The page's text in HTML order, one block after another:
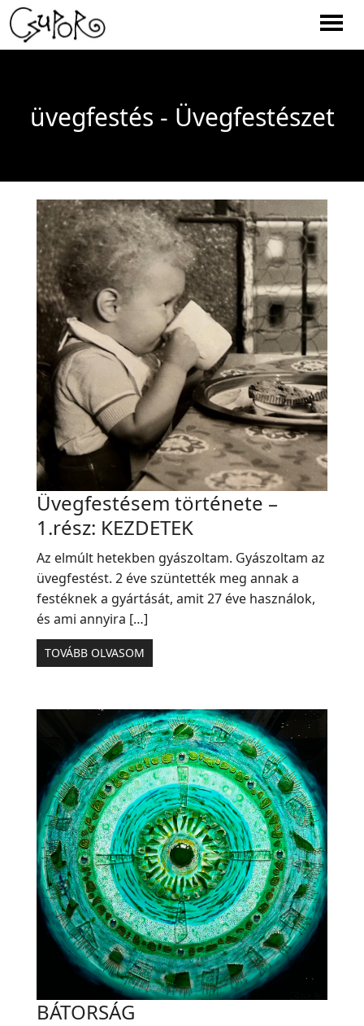
üvegfestés - Üvegfestészet
Üvegfestésem története –
1.rész: KEZDETEK
Az elmúlt hetekben gyászoltam. Gyászoltam az
üvegfestést. 2 éve szüntették meg annak a
festéknek a gyártását, amit 27 éve használok,
és ami annyira […]
TOVÁBB OLVASOM
BÁTORSÁG